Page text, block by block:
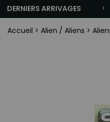
DERNIERS ARRIVAGES
Accueil > Alien / Aliens >